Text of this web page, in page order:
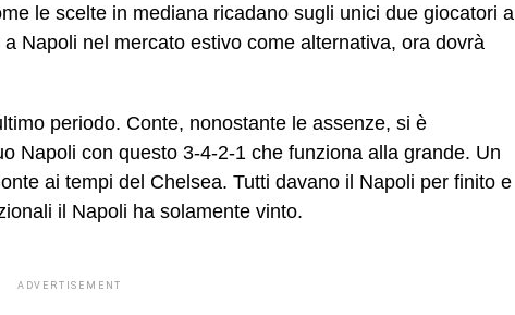
le scelte in mediana ricadano sugli unici due giocatori a
Napoli nel mercato estivo come alternativa, ora dovrà
periodo. Conte, nonostante le assenze, si è
Napoli con questo 3-4-2-1 che funziona alla grande. Un
ai tempi del Chelsea. Tutti davano il Napoli per finito e
il Napoli ha solamente vinto.
ADVERTISEMENT